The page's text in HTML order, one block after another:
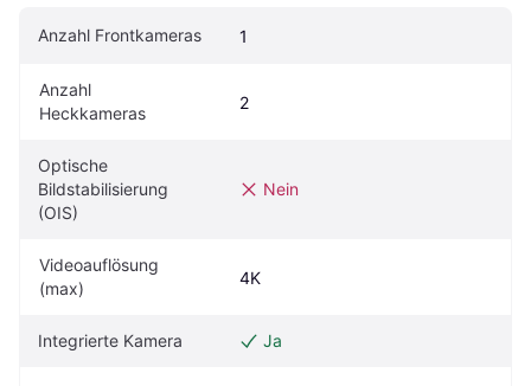
Anzahl Frontkameras 1
Anzahl
Heckkameras
2
Optische
Bildstabilisierung
(OIS)
Nein
Videoauflösung
(max)
4K
Integrierte Kamera Ja